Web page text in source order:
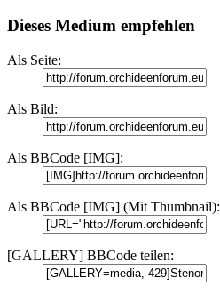
Dieses Medium empfehlen
Als Seite:
Als Bild:
Als BBCode [IMG]:
Als BBCode [IMG] (Mit Thumbnail):
[GALLERY] BBCode teilen: